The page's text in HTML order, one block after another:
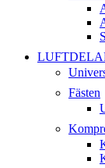
Fästen